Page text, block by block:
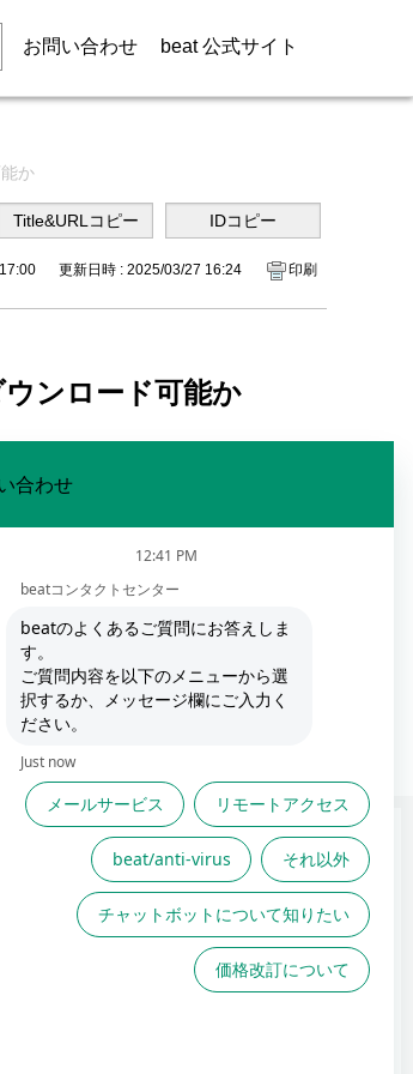
お問い合わせ beat 公式サイト
か
更新日時 : 2025/03/27 16:24 印刷
ンロード可能か
FAQは役に立ちましたか？